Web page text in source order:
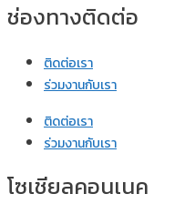
ช่องทางติดต่อ
ติดต่อเรา
ร่วมงานกับเรา
ติดต่อเรา
ร่วมงานกับเรา
โซเชียลคอนเนค